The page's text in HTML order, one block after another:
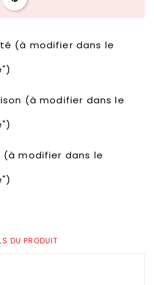
(à modifier dans le
(à modifier dans le
modifier dans le
DU PRODUIT